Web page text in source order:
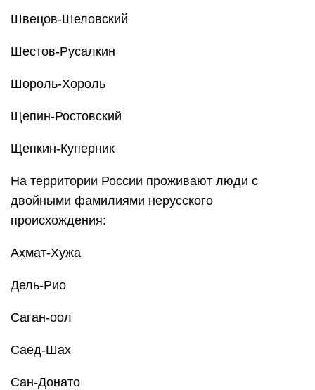
Швецов-Шеловский
Шестов-Русалкин
Шороль-Хороль
Щепин-Ростовский
Щепкин-Куперник
На территории России проживают люди с
двойными фамилиями нерусского
происхождения:
Ахмат-Хужа
Дель-Рио
Саган-оол
Саед-Шах
Сан-Донато